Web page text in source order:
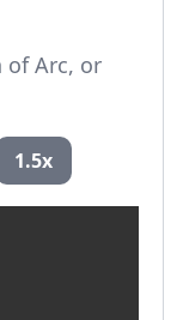
of Arc, or
1.5x